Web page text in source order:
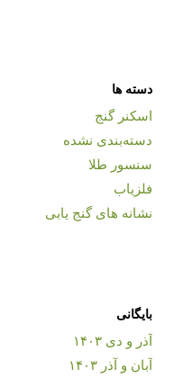
دسته ها
اسکنر گنج
دسته‌بندی نشده
سنسور طلا
فلزیاب
نشانه های گنج یابی
بایگانی
آذر و دی ۱۴۰۳
آبان و آذر ۱۴۰۳